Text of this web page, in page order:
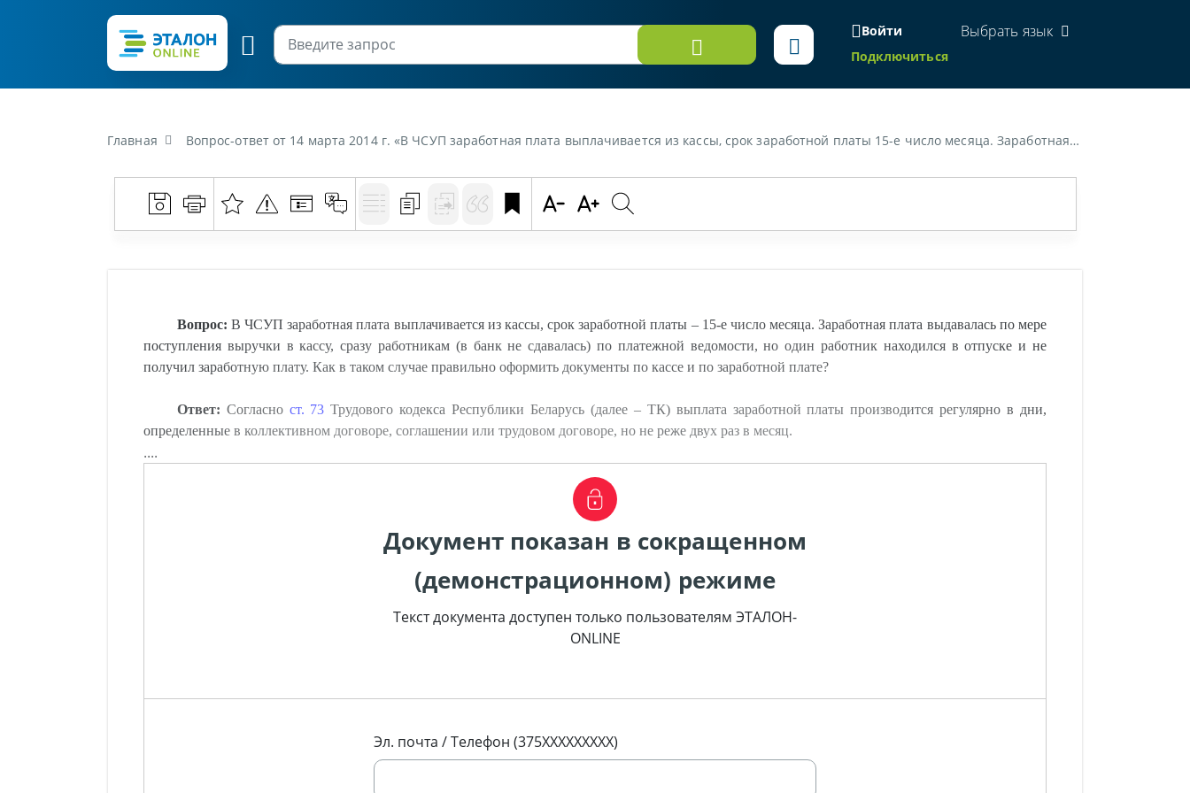
Войти
Подключиться
Выбрать язык
Главная Вопрос-ответ от 14 марта 2014 г. «В ЧСУП заработная плата выплачивается из кассы, срок заработной платы 15-е число месяца. Заработная плата выдавалась по мере поступления выручки в кассу, сразу работникам (в банк не сдавалась) по платежной ведомости, но один работник находился в отпуске и не получил заработную плату. Как в таком случае правильно оформить документы по кассе и по заработной плате?»
Вопрос: В ЧСУП заработная плата выплачивается из кассы, срок заработной платы – 15-е число месяца. Заработная плата выдавалась по мере
поступления выручки в кассу, сразу работникам (в банк не сдавалась) по платежной ведомости, но один работник находился в отпуске и не
получил заработную плату. Как в таком случае правильно оформить документы по кассе и по заработной плате?
Ответ: Согласно ст. 73 Трудового кодекса Республики Беларусь (далее – ТК) выплата заработной платы производится регулярно в дни,
определенные в коллективном договоре, соглашении или трудовом договоре, но не реже двух раз в месяц.
....
Документ показан в сокращенном
(демонстрационном) режиме
Текст документа доступен только пользователям ЭТАЛОН-
ONLINE
Эл. почта / Телефон (375XXXXXXXXX)